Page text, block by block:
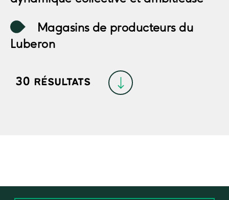
Magasins de producteurs du
Luberon
ATIRHA
– Accompagnement,
transmission et installation agricole
30 résultats